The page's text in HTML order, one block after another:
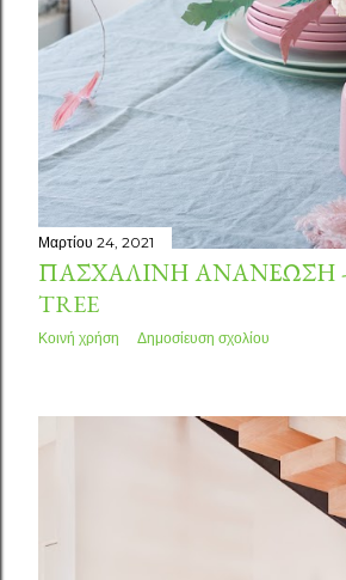
Μαρτίου 24, 2021
ΠΑΣΧΑΛΙΝΉ ΑΝΑΝΈΩΣΗ -
TREE
Κοινή χρήση Δημοσίευση σχολίου